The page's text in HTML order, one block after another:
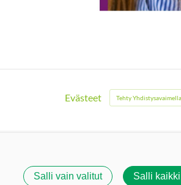
Evästeet Tehty Yhdistysavaimella
Salli vain valitut Salli kaikki